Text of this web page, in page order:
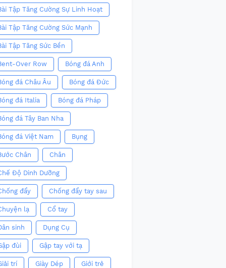
Tập Tăng Cường Sự Linh Hoạt
Tập Tăng Cường Sức Mạnh
Tập Tăng Sức Bền
Over Row Bóng đá Anh
đá Châu Âu Bóng đá Đức
đá Italia Bóng đá Pháp
đá Tây Ban Nha
đá Việt Nam Bụng
Chân Chân
Độ Dinh Dưỡng
đẩy Chống đẩy tay sau
lạ Cổ tay
sinh Dụng Cụ
đùi Gập tay với tạ
trí Giày Dép Giới trẻ